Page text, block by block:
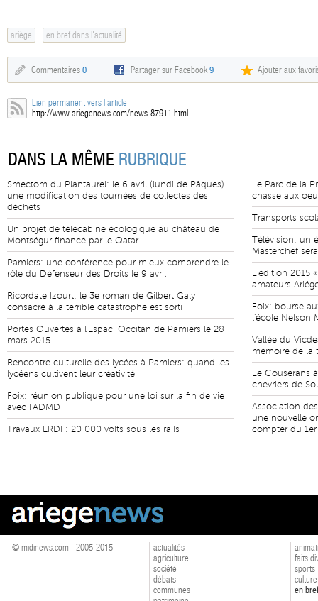
ariège en bref dans l'actualité
Commentaires 0 Partager sur Facebook9 Ajouter aux
Lien permanent vers l'article:
http://www.ariegenews.com/news-87911.html
DANS LA MÊME RUBRIQUE
Smectom du Plantaurel: le 6 avril (lundi de Pâques)
une modification des tournées de collectes des
déchets
Un projet de télécabine écologique au château de
Montségur financé par le Qatar
Pamiers: une conférence pour mieux comprendre le
rôle du Défenseur des Droits le 9 avril
Ricordate Izourt: le 3e roman de Gilbert Galy
consacré à la terrible catastrophe est sorti
Portes Ouvertes à l'Espaci Occitan de Pamiers le 28
mars 2015
Rencontre culturelle des lycées à Pamiers: quand les
lycéens cultivent leur créativité
Foix: réunion publique pour une loi sur la fin de vie
avec l'ADMD
Travaux ERDF: 20 000 volts sous les rails
Le Parc de la
chasse aux
Transports
Télévision: un
Masterchef
L'édition 2015
amateurs
Foix: bourse
l'école Nelson
Vallée du
mémoire de la
Le Couserans
chevriers de
Association
une nouvelle
compter du
© midinews.com - 2005-2015
actualités
agriculture
société
débats
communes
faits
sports
culture
en bref